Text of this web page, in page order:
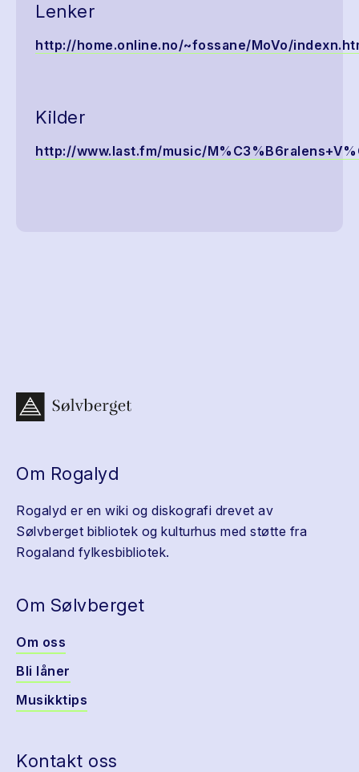
Lenker
http://home.online.no/~fossane/MoVo/
Kilder
http://www.last.fm/music/
Om Rogalyd
Rogalyd er en wiki og diskografi drevet av
Sølvberget bibliotek og kulturhus med støtte fra
Rogaland fylkesbibliotek.
Om Sølvberget
Om oss
Bli låner
Musikktips
Kontakt oss